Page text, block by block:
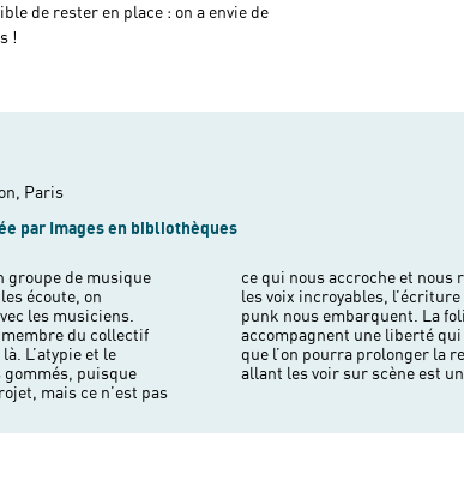
de rester en place : on a envie de
!
Paris
par Images en bibliothèques
groupe de musique
écoute, on
les musiciens.
membre du collectif
L’atypie et le
gommés, puisque
mais ce n’est pas
humaine,
musique post
d’un collectif
et fait vibrer. Savoir
albums et en
allant les voir sur scène est